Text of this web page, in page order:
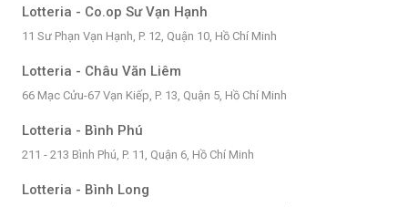
Lotteria - Co.op Sư Vạn Hạnh
11 Sư Phạn Vạn Hạnh, P. 12, Quận 10, Hồ Chí Minh
Lotteria - Châu Văn Liêm
66 Mạc Cửu-67 Vạn Kiếp, P. 13, Quận 5, Hồ Chí Minh
Lotteria - Bình Phú
211 - 213 Bình Phú, P. 11, Quận 6, Hồ Chí Minh
Lotteria - Bình Long